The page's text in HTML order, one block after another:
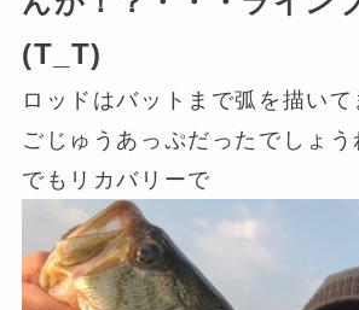
(T_T)
ロッドはバットまで弧を描い
ごじゅうあっぷだったでしょ
でもリカバリーで